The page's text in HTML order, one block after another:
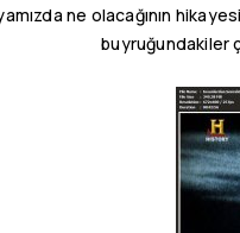
ne olacağının
buyruğundakiler